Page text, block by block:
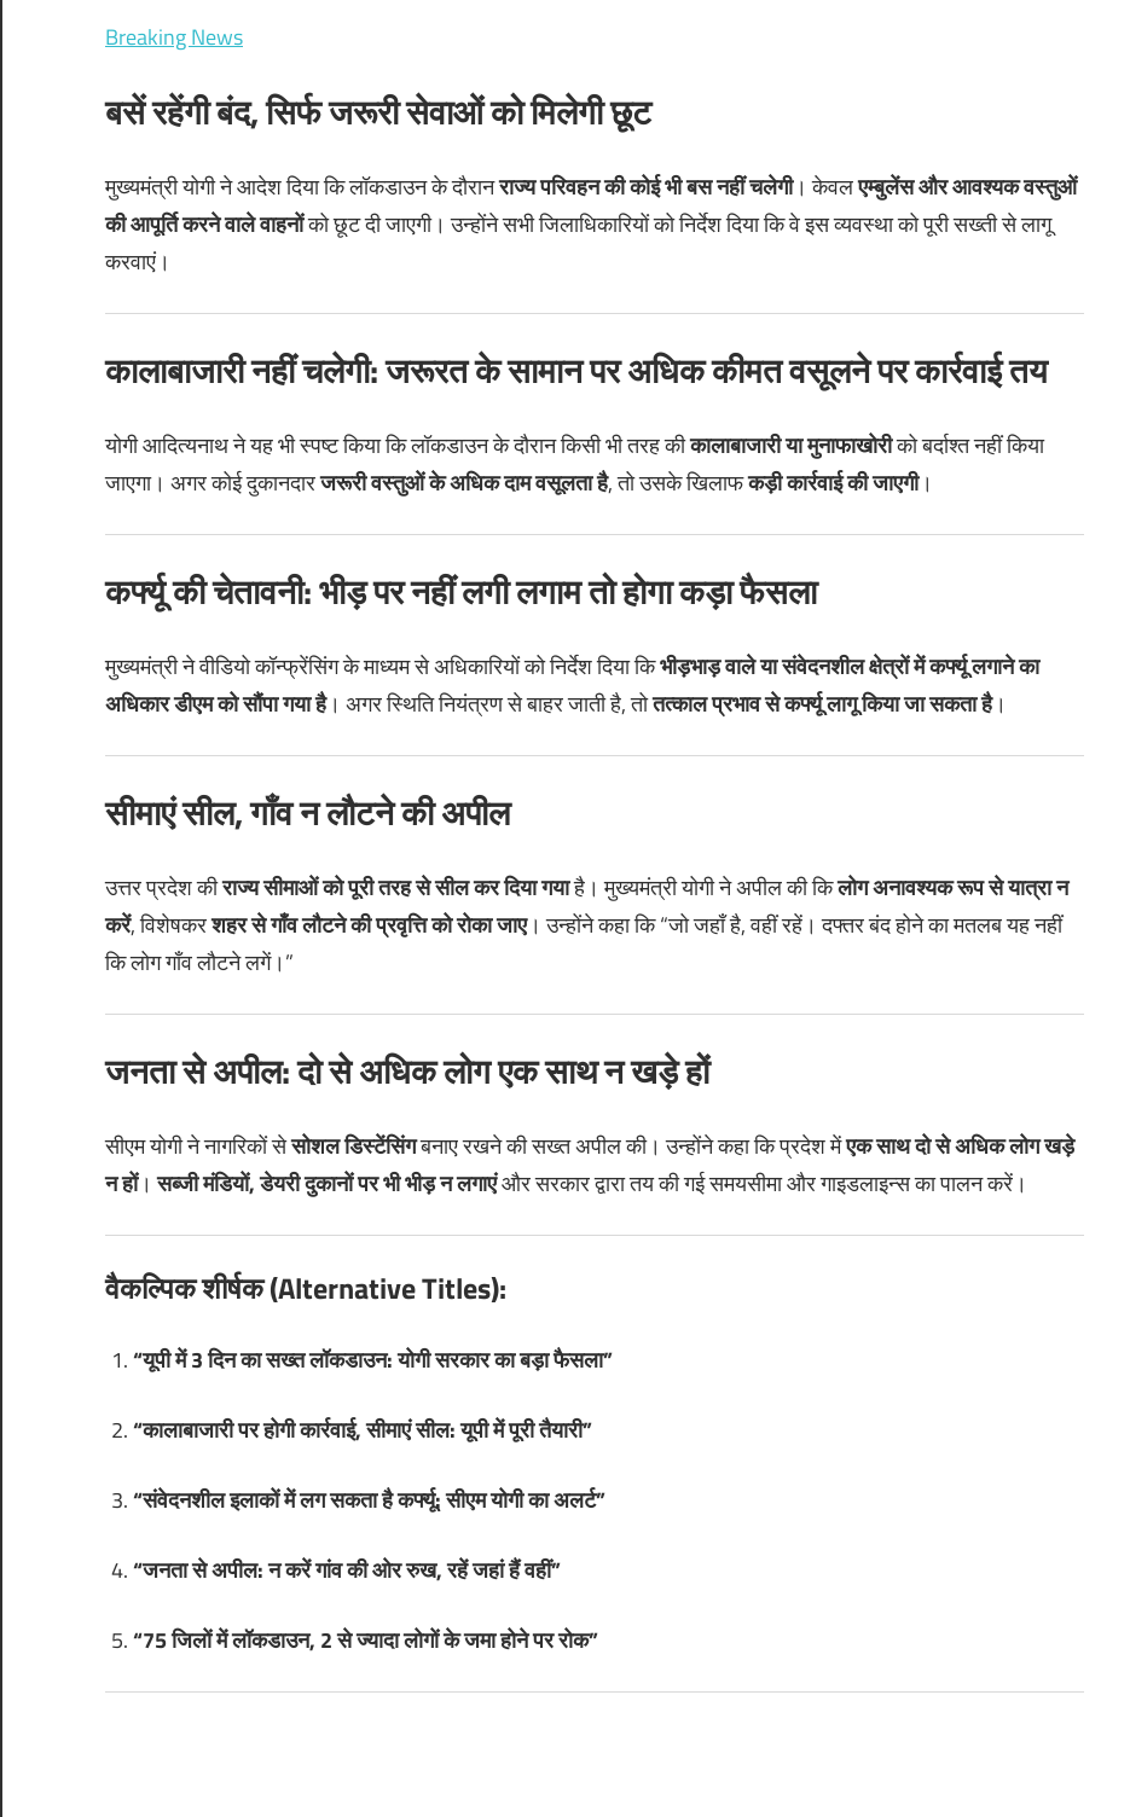
Breaking News
बसें रहेंगी बंद, सिर्फ जरूरी सेवाओं को मिलेगी छूट
मुख्यमंत्री योगी ने आदेश दिया कि लॉकडाउन के दौरानराज्य परिवहन की कोई भी बस नहीं चलेगी। केवलएम्बुलेंस और आवश्यक वस्तुओं
की आपूर्ति करने वाले वाहनोंको छूट दी जाएगी। उन्होंने सभी जिलाधिकारियों को निर्देश दिया कि वे इस व्यवस्था को पूरी सख्ती से लागू
करवाएं।
कालाबाजारी नहीं चलेगी: जरूरत के सामान पर अधिक कीमत वसूलने पर कार्रवाई तय
योगी आदित्यनाथ ने यह भी स्पष्ट किया कि लॉकडाउन के दौरान किसी भी तरह कीकालाबाजारी या मुनाफाखोरीको बर्दाश्त नहीं किया
जाएगा। अगर कोई दुकानदारजरूरी वस्तुओं के अधिक दाम वसूलता है, तो उसके खिलाफकड़ी कार्रवाई की जाएगी।
कर्फ्यू की चेतावनी: भीड़ पर नहीं लगी लगाम तो होगा कड़ा फैसला
मुख्यमंत्री ने वीडियो कॉन्फ्रेंसिंग के माध्यम से अधिकारियों को निर्देश दिया किभीड़भाड़ वाले या संवेदनशील क्षेत्रों में कर्फ्यू लगाने का
अधिकार डीएम को सौंपा गया है। अगर स्थिति नियंत्रण से बाहर जाती है, तोतत्काल प्रभाव से कर्फ्यू लागू किया जा सकता है।
सीमाएं सील, गाँव न लौटने की अपील
उत्तर प्रदेश कीराज्य सीमाओं को पूरी तरह से सील कर दिया गयाहै। मुख्यमंत्री योगी ने अपील की किलोग अनावश्यक रूप से यात्रा न
करें, विशेषकरशहर से गाँव लौटने की प्रवृत्ति को रोका जाए। उन्होंने कहा कि “जो जहाँ है, वहीं रहें। दफ्तर बंद होने का मतलब यह नहीं
कि लोग गाँव लौटने लगें।”
जनता से अपील: दो से अधिक लोग एक साथ न खड़े हों
सीएम योगी ने नागरिकों सेसोशल डिस्टेंसिंगबनाए रखने की सख्त अपील की। उन्होंने कहा कि प्रदेश मेंएक साथ दो से अधिक लोग खड़े
न हों।सब्जी मंडियों, डेयरी दुकानों पर भी भीड़ न लगाएंऔर सरकार द्वारा तय की गई समयसीमा और गाइडलाइन्स का पालन करें।
वैकल्पिक शीर्षक (Alternative Titles):
“यूपी में 3 दिन का सख्त लॉकडाउन: योगी सरकार का बड़ा फैसला”
“कालाबाजारी पर होगी कार्रवाई, सीमाएं सील: यूपी में पूरी तैयारी”
“संवेदनशील इलाकों में लग सकता है कर्फ्यू: सीएम योगी का अलर्ट”
“जनता से अपील: न करें गांव की ओर रुख, रहें जहां हैं वहीं”
“75 जिलों में लॉकडाउन, 2 से ज्यादा लोगों के जमा होने पर रोक”